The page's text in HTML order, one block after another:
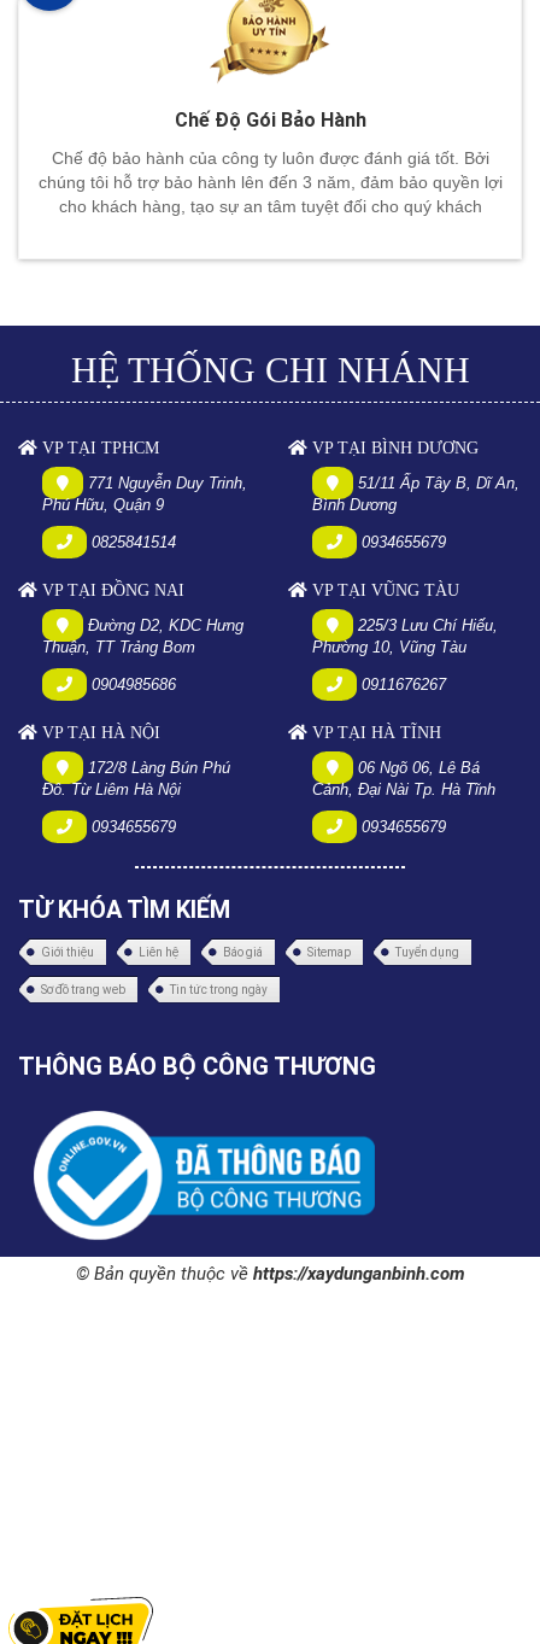
Chế Độ Gói Bảo Hành
Chế độ bảo hành của công ty luôn được đánh giá tốt. Bởi
chúng tôi hỗ trợ bảo hành lên đến 3 năm, đảm bảo quyền lợi
cho khách hàng, tạo sự an tâm tuyệt đối cho quý khách
HỆ THỐNG CHI NHÁNH
VP TẠI TPHCM
771 Nguyễn Duy Trinh,
Phú Hữu, Quận 9
0825841514
VP TẠI BÌNH DƯƠNG
51/11 Ấp Tây B, Dĩ An,
Bình Dương
0934655679
VP TẠI ĐỒNG NAI
Đường D2, KDC Hưng
Thuận, TT Trảng Bom
0904985686
VP TẠI VŨNG TÀU
225/3 Lưu Chí Hiếu,
Phường 10, Vũng Tàu
0911676267
VP TẠI HÀ NỘI
172/8 Làng Bún Phú
Đô. Từ Liêm Hà Nội
0934655679
VP TẠI HÀ TĨNH
06 Ngõ 06, Lê Bá
Cảnh, Đại Nài Tp. Hà Tĩnh
0934655679
TỪ KHÓA TÌM KIẾM
Giới thiệu Liên hệ Báo giá Sitemap Tuyển dụng
Sơ đồ trang web Tin tức trong ngày
THÔNG BÁO BỘ CÔNG THƯƠNG
© Bản quyền thuộc về https://xaydunganbinh.com